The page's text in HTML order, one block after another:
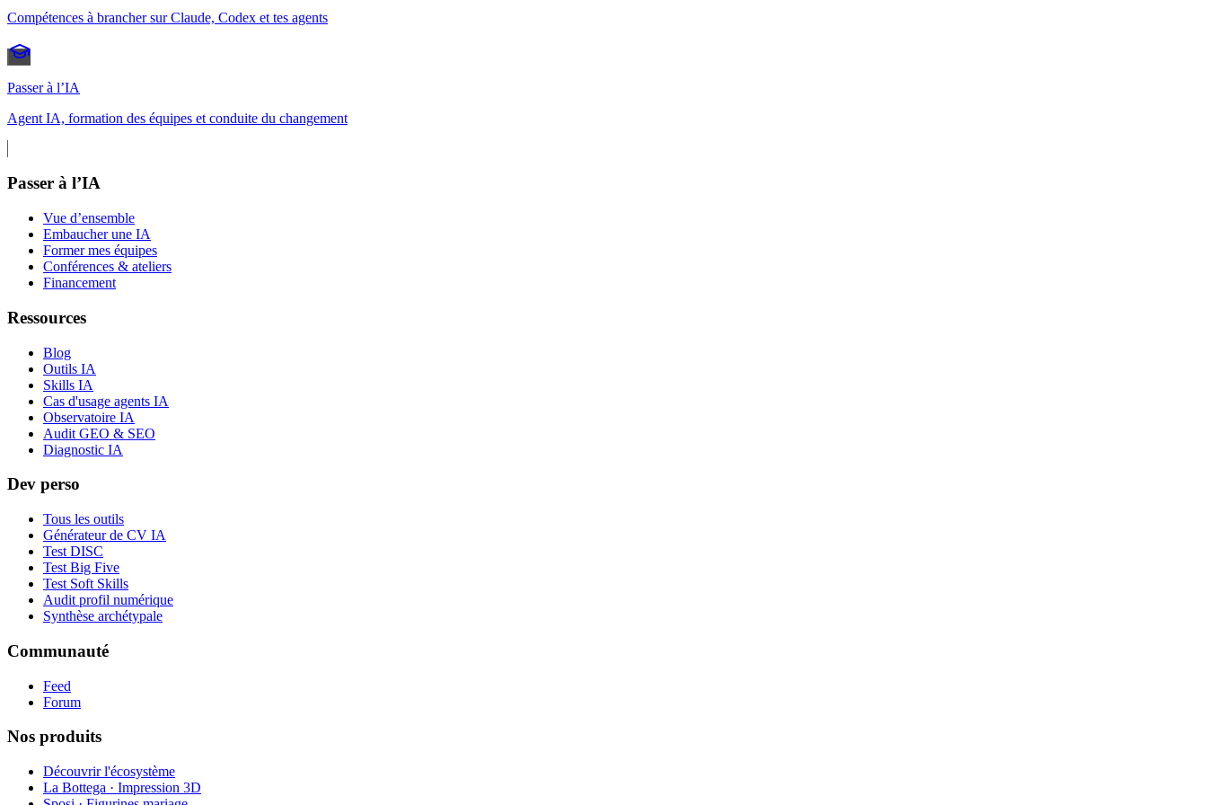
Compétences à brancher sur Claude, Codex et tes agents
Passer à l’IA
Agent IA, formation des équipes et conduite du changement
Passer à l’IA
Vue d’ensemble
Embaucher une IA
Former mes équipes
Conférences & ateliers
Financement
Ressources
Blog
Outils IA
Skills IA
Cas d'usage agents IA
Observatoire IA
Audit GEO & SEO
Diagnostic IA
Dev perso
Tous les outils
Générateur de CV IA
Test DISC
Test Big Five
Test Soft Skills
Audit profil numérique
Synthèse archétypale
Communauté
Feed
Forum
Nos produits
Découvrir l'écosystème
La Bottega · Impression 3D